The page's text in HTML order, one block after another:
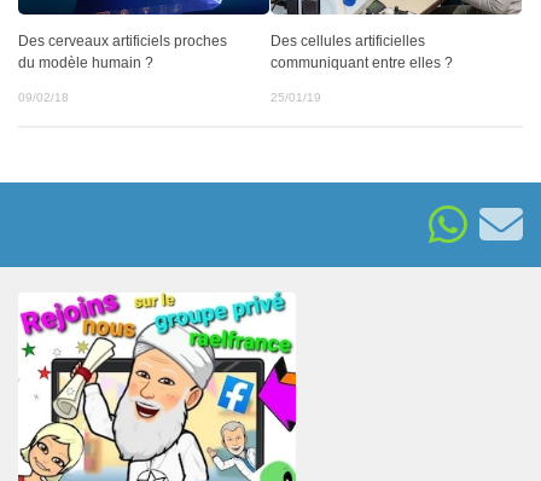
Des cerveaux artificiels proches
du modèle humain ?
09/02/18
Des cellules artificielles
communiquant entre elles ?
25/01/19